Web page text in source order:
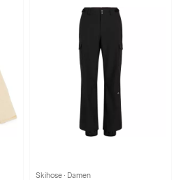
Skihose · Damen